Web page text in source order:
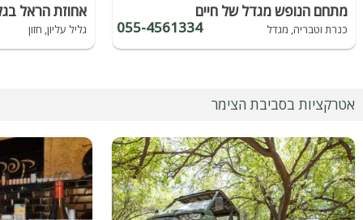
מתחם הנופש מגדל של חיים
כנרת וטבריה, מגדל 055-4561334
אחוזת הראל
גליל עליון, חזון
אטרקציות בסביבת הצימר